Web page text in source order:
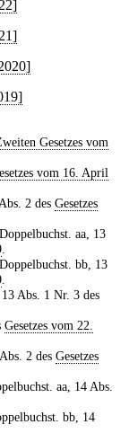
Gesetzes vom
vom 16. April
2 des Gesetzes
aa, 13
.
bb, 13
.
Abs. 1 Nr. 3 des
Gesetzes vom 22.
2 des Gesetzes
aa, 14 Abs.
bb, 14